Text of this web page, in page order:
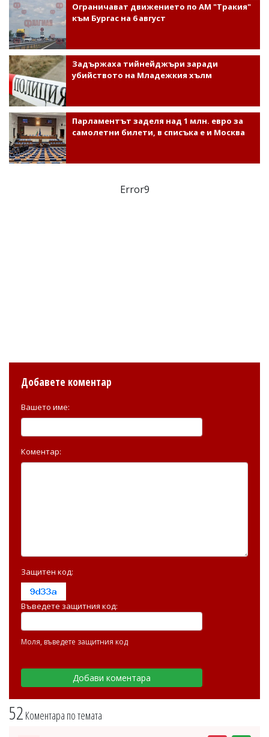
Ограничават движението по АМ "Тракия"
към Бургас на 6 август
Задържаха тийнейджъри заради
убийството на Младежкия хълм
Парламентът заделя над 1 млн. евро за
самолетни билети, в списъка е и Москва
Error9
52 Коментара по темата
Добавете коментар
Вашето име:
Коментар:
Защитен код:
Въведете защитния код:
Моля, въведете защитния код